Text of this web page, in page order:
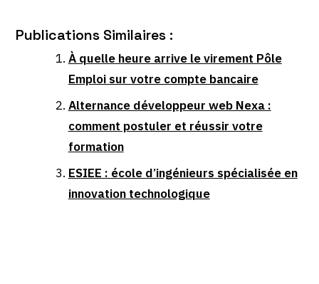
Publications Similaires :
À quelle heure arrive le virement Pôle
Emploi sur votre compte bancaire
Alternance développeur web Nexa :
comment postuler et réussir votre
formation
ESIEE : école d’ingénieurs spécialisée en
innovation technologique